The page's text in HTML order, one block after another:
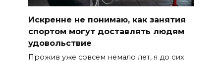
Искренне не понимаю, как занятия
спортом могут доставлять людям
удовольствие
Прожив уже совсем немало лет, я до сих